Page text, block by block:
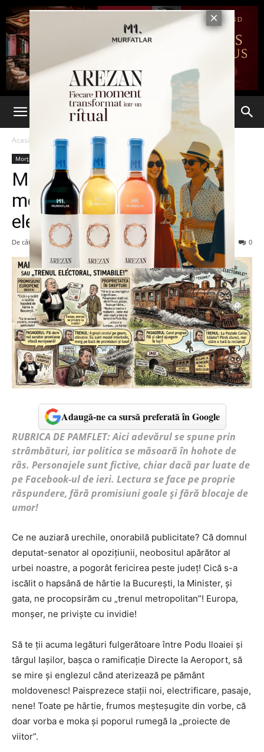
Acasă Morții mamii lor
Morții mamii lor
Marea gogoașă
metropolitană sau „Trenul
electoral, stimabile!”
De către Nepotu’ lui mă-sa! - 3 iulie 2026 0
63767
Adaugă-ne ca sursă preferată în Google
RUBRICA DE PAMFLET: Aici adevărul se spune prin
strâmbături, iar politica se măsoară în hohote de
râs. Personajele sunt fictive, chiar dacă par luate de
pe Facebook-ul de ieri. Lectura se face pe proprie
răspundere, fără promisiuni goale și fără blocaje de
umor!
Ce ne auziară urechile, onorabilă publicitate? Că domnul
deputat-senator al opozițiunii, neobositul apărător al
urbei noastre, a pogorât fericirea peste județ! Cică s-a
iscălit o hapsână de hârtie la București, la Minister, și
gata, ne procopsirăm cu „trenul metropolitan”! Europa,
monșer, ne priviște cu invidie!
Să te ții acuma legături fulgerătoare între Podu Iloaiei și
târgul Iașilor, bașca o ramificație Directe la Aeroport, să
se mire și englezul când aterizează pe pământ
moldovenesc! Paisprezece stații noi, electrificare, pasaje,
nene! Toate pe hârtie, frumos meșteșugite din vorbe, că
doar vorba e moka și poporul rumegă la „proiecte de
viitor”.